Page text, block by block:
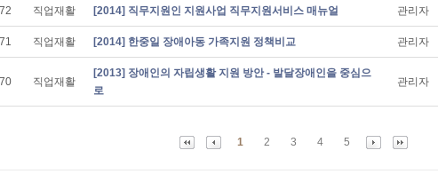
72 직업재활 [2014] 직무지원인 지원사업 직무지원서비스 매뉴얼 관리자
71 직업재활 [2014] 한중일 장애아동 가족지원 정책비교 관리자
70 직업재활
[2013] 장애인의 자립생활 지원 방안 - 발달장애인을 중심으
로
관리자
1 2 3 4 5